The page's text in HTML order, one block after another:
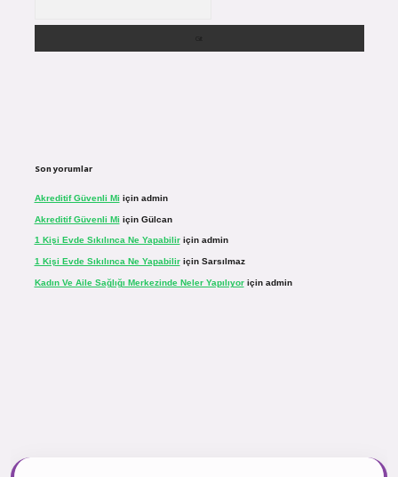
Son yorumlar
Akreditif Güvenli Mi için admin
Akreditif Güvenli Mi için Gülcan
1 Kişi Evde Sıkılınca Ne Yapabiliriçin admin
1 Kişi Evde Sıkılınca Ne Yapabiliriçin Sarsılmaz
Kadın Ve Aile Sağlığı Merkezinde Neler Yapılıyoriçin admin